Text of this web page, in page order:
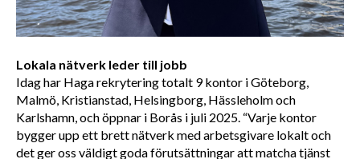
Lokala nätverk leder till jobb
Idag har Haga rekrytering totalt 9 kontor i Göteborg,
Malmö, Kristianstad, Helsingborg, Hässleholm och
Karlshamn, och öppnar i Borås i juli 2025. “Varje kontor
bygger upp ett brett nätverk med arbetsgivare lokalt och
det ger oss väldigt goda förutsättningar att matcha tjänst